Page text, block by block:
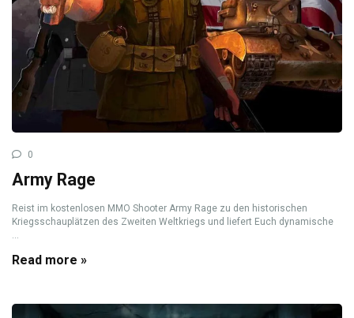
0
Army Rage
Reist im kostenlosen MMO Shooter Army Rage zu den historischen
Kriegsschauplätzen des Zweiten Weltkriegs und liefert Euch dynamische
Read more »